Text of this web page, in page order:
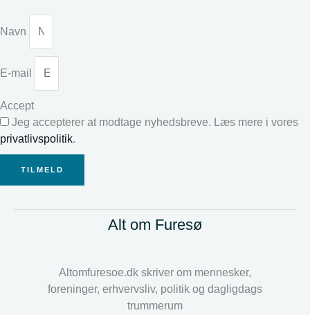
Navn
E-mail
Accept
Jeg accepterer at modtage nyhedsbreve. Læs mere i vores
privatlivspolitik.
TILMELD
Alt om Furesø
Altomfuresoe.dk skriver om mennesker,
foreninger, erhvervsliv, politik og dagligdags
trummerum